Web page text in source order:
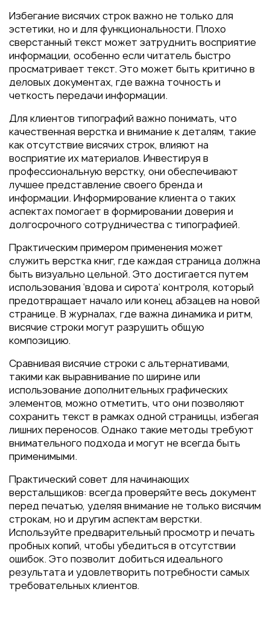
Избегание висячих строк важно не только для
эстетики, но и для функциональности. Плохо
сверстанный текст может затруднить восприятие
информации, особенно если читатель быстро
просматривает текст. Это может быть критично в
деловых документах, где важна точность и
четкость передачи информации.
Для клиентов типографий важно понимать, что
качественная верстка и внимание к деталям, такие
как отсутствие висячих строк, влияют на
восприятие их материалов. Инвестируя в
профессиональную верстку, они обеспечивают
лучшее представление своего бренда и
информации. Информирование клиента о таких
аспектах помогает в формировании доверия и
долгосрочного сотрудничества с типографией.
Практическим примером применения может
служить верстка книг, где каждая страница должна
быть визуально цельной. Это достигается путем
использования ‘вдова и сирота’ контроля, который
предотвращает начало или конец абзацев на новой
странице. В журналах, где важна динамика и ритм,
висячие строки могут разрушить общую
композицию.
Сравнивая висячие строки с альтернативами,
такими как выравнивание по ширине или
использование дополнительных графических
элементов, можно отметить, что они позволяют
сохранить текст в рамках одной страницы, избегая
лишних переносов. Однако такие методы требуют
внимательного подхода и могут не всегда быть
применимыми.
Практический совет для начинающих
верстальщиков: всегда проверяйте весь документ
перед печатью, уделяя внимание не только висячим
строкам, но и другим аспектам верстки.
Используйте предварительный просмотр и печать
пробных копий, чтобы убедиться в отсутствии
ошибок. Это позволит добиться идеального
результата и удовлетворить потребности самых
требовательных клиентов.